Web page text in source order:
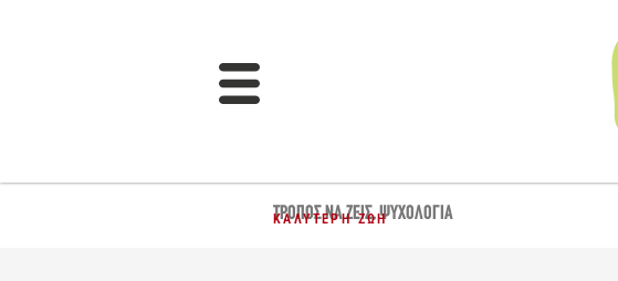
ΤΡΌΠΟΣ ΝΑ ΖΕΙΣ,ΨΥΧΟΛΟΓΊΑ
ΚΑΛΎΤΕΡΗ ΖΩΉ